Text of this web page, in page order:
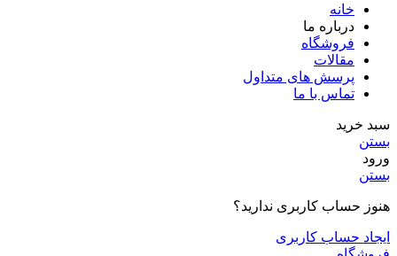
خانه
درباره ما
فروشگاه
مقالات
پرسش های متداول
تماس با ما
سبد خرید
بستن
ورود
بستن
هنوز حساب کاربری ندارید؟
ایجاد حساب کاربری